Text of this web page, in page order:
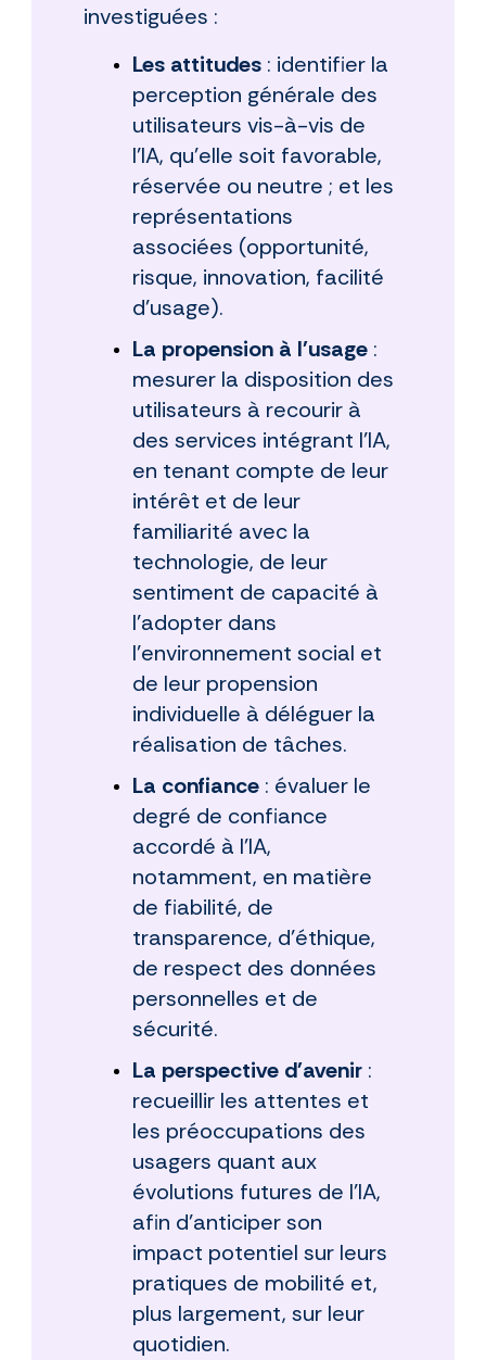
investiguées :
Les attitudes : identifier la
perception générale des
utilisateurs vis-à-vis de
l'IA, qu'elle soit favorable,
réservée ou neutre ; et les
représentations
associées (opportunité,
risque, innovation, facilité
d'usage).
La propension à l'usage :
mesurer la disposition des
utilisateurs à recourir à
des services intégrant l’IA,
en tenant compte de leur
intérêt et de leur
familiarité avec la
technologie, de leur
sentiment de capacité à
l’adopter dans
l’environnement social et
de leur propension
individuelle à déléguer la
réalisation de tâches.
La confiance : évaluer le
degré de confiance
accordé à l’IA,
notamment, en matière
de fiabilité, de
transparence, d’éthique,
de respect des données
personnelles et de
sécurité.
La perspective d'avenir :
recueillir les attentes et
les préoccupations des
usagers quant aux
évolutions futures de l’IA,
afin d’anticiper son
impact potentiel sur leurs
pratiques de mobilité et,
plus largement, sur leur
quotidien.